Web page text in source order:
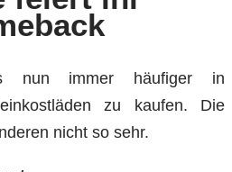
nun immer häufiger in
zu kaufen. Die
nicht so sehr.